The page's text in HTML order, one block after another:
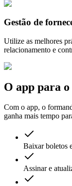
Gestão de
Utilize as melhores
relacionamento e
O app para
Com o app, o
ganha mais tempo
Baixar boletos
Assinar e